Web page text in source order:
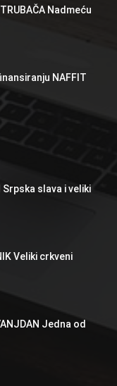
TRUBAČA Nadmeću
NAFFIT
Srpska slava i veliki
Veliki crkveni
Jedna od